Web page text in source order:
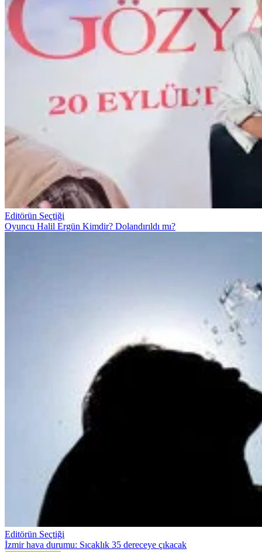
Editörün Seçtiği
Oyuncu Halil Ergün Kimdir? Dolandırıldı mı?
Editörün Seçtiği
İzmir hava durumu: Sıcaklık 35 dereceye çıkacak